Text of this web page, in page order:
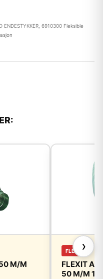
, 6910300 Fleksible
M/M
FLEXIT
FLEXIT
50 M/M
❯